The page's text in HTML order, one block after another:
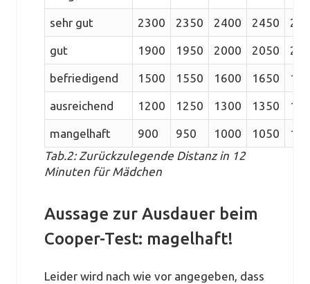
sehr gut 2300 2350 2400 2450
gut 1900 1950 2000 2050
befriedigend 1500 1550 1600 1650
ausreichend 1200 1250 1300 1350
mangelhaft 900 950 1000 1050
Tab.2: Zurückzulegende Distanz in 12
Minuten für Mädchen
Aussage zur Ausdauer beim
Cooper-Test: magelhaft!
Leider wird nach wie vor angegeben, dass